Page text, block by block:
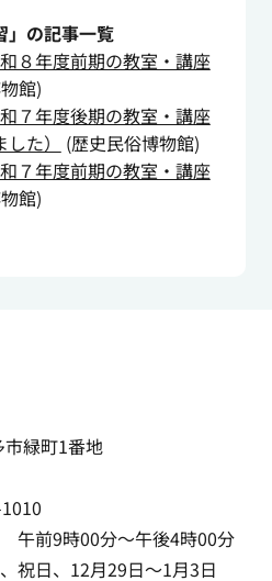
」の記事一覧
８年度前期の教室・講座
館)
７年度後期の教室・講座
た）
(歴史民俗博物館)
７年度前期の教室・講座
館)
緑町1番地
午前9時00分～午後4時00分
祝日、12月29日～1月3日